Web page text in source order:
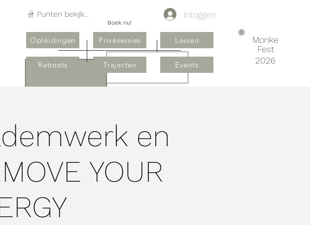
Boek nu!
Privésessies
Trajecten
Lessen
Events
Inloggen
Opleidingen
Retreats
Punten bekijken
Monke
Fest
2026
en
YOUR